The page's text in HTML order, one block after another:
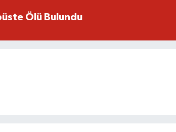
Ölü Bulundu